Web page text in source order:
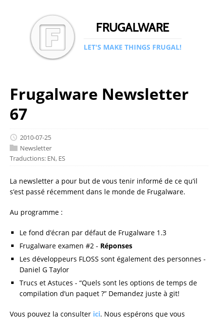
FRUGALWARE
LET'S MAKE THINGS FRUGAL!
Frugalware Newsletter
67
2010-07-25
Newsletter
Traductions: EN, ES
La newsletter a pour but de vous tenir informé de ce qu’il
s’est passé récemment dans le monde de Frugalware.
Au programme :
Le fond d’écran par défaut de Frugalware 1.3
Frugalware examen #2 - Réponses
Les développeurs FLOSS sont également des personnes -
Daniel G Taylor
Trucs et Astuces - “Quels sont les options de temps de
compilation d’un paquet ?” Demandez juste à git!
Vous pouvez la consulter ici. Nous espérons que vous